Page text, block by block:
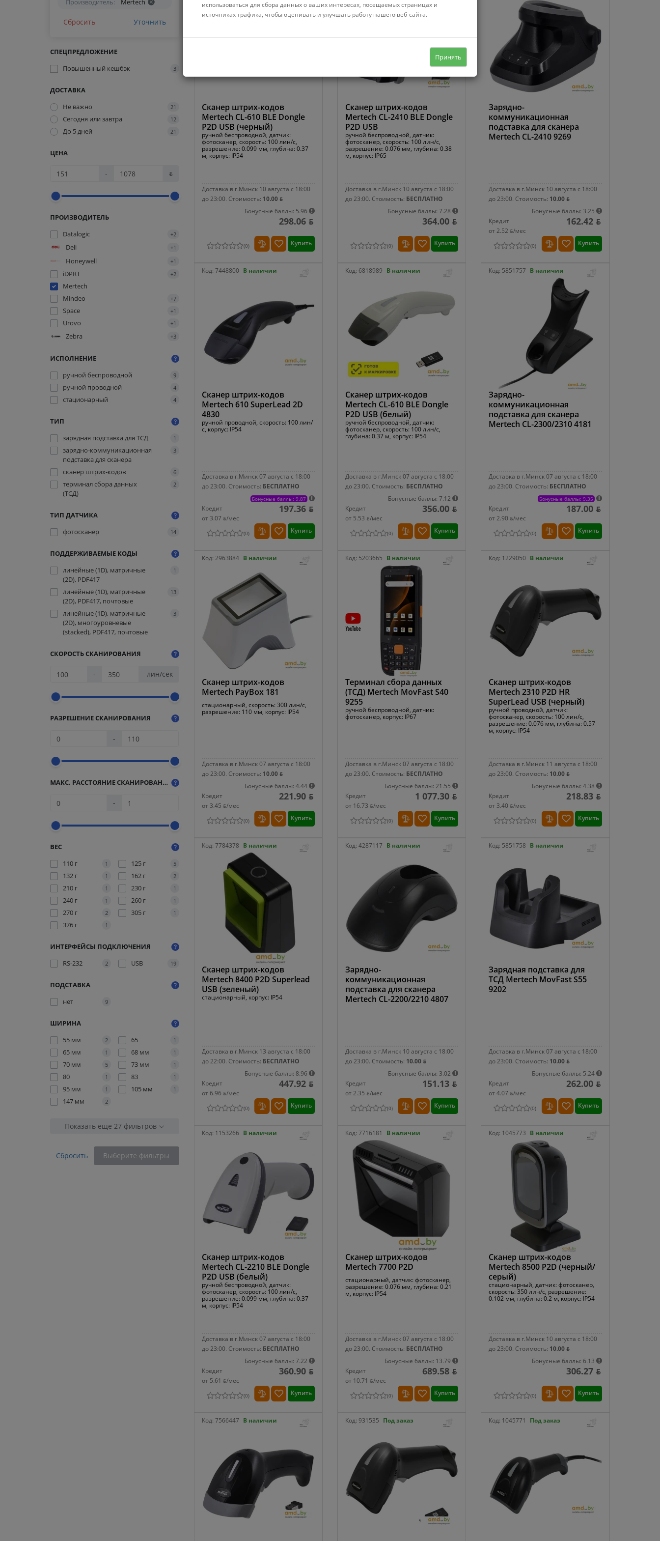
Производитель: Mertech
Сбросить Уточнить
СПЕЦПРЕДЛОЖЕНИЕ
Повышенный кешбэк
3
ДОСТАВКА
Не важно
21
Сегодня или завтра 12
До 5 дней 21
ЦЕНА
- ƃ
ПРОИЗВОДИТЕЛЬ
Datalogic
+2
Deli +1
Honeywell +1
iDPRT +2
Mertech
Mindeo
+7
Space +1
Urovo +1
Zebra +3
ИСПОЛНЕНИЕ
ручной беспроводной
9
ручной проводной 4
стационарный 4
ТИП
зарядная подставка для ТСД
1
зарядно-коммуникационная
подставка для сканера
3
сканер штрих-кодов 6
терминал сбора данных
(ТСД)
2
ТИП ДАТЧИКА
фотосканер
14
ПОДДЕРЖИВАЕМЫЕ КОДЫ
линейные (1D), матричные
(2D), PDF417
1
линейные (1D), матричные
(2D), PDF417, почтовые
13
линейные (1D), матричные
(2D), многоуровневые
(stacked), PDF417, почтовые
3
СКОРОСТЬ СКАНИРОВАНИЯ
- лин/сек
РАЗРЕШЕНИЕ СКАНИРОВАНИЯ
-
МАКС. РАССТОЯНИЕ СКАНИРОВАНИЯ (ГЛУБИНА ПОЛЯ)
-
ВЕС
110 г
1 125 г 5
132 г 1 162 г 2
210 г 1 230 г 1
240 г 1 260 г 1
270 г 2 305 г 1
376 г 1
ИНТЕРФЕЙСЫ ПОДКЛЮЧЕНИЯ
RS-232
2 USB 19
ПОДСТАВКА
нет
9
ШИРИНА
55 мм
2 65 1
65 мм 1 68 мм 1
70 мм 5 73 мм 1
80 1 83 1
95 мм 1 105 мм 1
147 мм 2
Показать еще 27 фильтров
Сбросить Выберите фильтры
Сканер штрих-кодов
Mertech CL-610 BLE Dongle
P2D USB (черный)
ручной беспроводной, датчик:
фотосканер, скорость: 100 лин/с,
разрешение: 0.099 мм, глубина: 0.37
м, корпус: IP54
Доставка в г.Минск 10 августа с 18:00
до 23:00. Стоимость: 10.00 ƃ
Бонусные баллы: 5.96
298.06 ƃ
(0) Купить
Сканер штрих-кодов
Mertech CL-2410 BLE Dongle
P2D USB
ручной беспроводной, датчик:
фотосканер, скорость: 100 лин/с,
разрешение: 0.076 мм, глубина: 0.38
м, корпус: IP65
Доставка в г.Минск 10 августа с 18:00
до 23:00. Стоимость: БЕСПЛАТНО
Бонусные баллы: 7.28
364.00 ƃ
(0) Купить
Зарядно-
коммуникационная
подставка для сканера
Mertech CL-2410 9269
Доставка в г.Минск 10 августа с 18:00
до 23:00. Стоимость: 10.00 ƃ
Бонусные баллы: 3.25
Кредит
от 2.52 ƃ/мec
162.42 ƃ
(0) Купить
Код: 7448800 В наличии
Сканер штрих-кодов
Mertech 610 SuperLead 2D
4830
ручной проводной, скорость: 100 лин/
с, корпус: IP54
Доставка в г.Минск 07 августа с 18:00
до 23:00. Стоимость: БЕСПЛАТНО
Бонусные баллы: 9.87
Кредит
от 3.07 ƃ/мec
197.36 ƃ
(0) Купить
Код: 6818989 В наличии
Сканер штрих-кодов
Mertech CL-610 BLE Dongle
P2D USB (белый)
ручной беспроводной, датчик:
фотосканер, скорость: 100 лин/с,
глубина: 0.37 м, корпус: IP54
Доставка в г.Минск 07 августа с 18:00
до 23:00. Стоимость: БЕСПЛАТНО
Бонусные баллы: 7.12
Кредит
от 5.53 ƃ/мec
356.00 ƃ
(0) Купить
Код: 5851757 В наличии
Зарядно-
коммуникационная
подставка для сканера
Mertech CL-2300/2310 4181
Доставка в г.Минск 07 августа с 18:00
до 23:00. Стоимость: БЕСПЛАТНО
Бонусные баллы: 9.35
Кредит
от 2.90 ƃ/мec
187.00 ƃ
(0) Купить
Код: 2963884 В наличии
Сканер штрих-кодов
Mertech PayBox 181
стационарный, скорость: 300 лин/с,
разрешение: 110 мм, корпус: IP54
Доставка в г.Минск 07 августа с 18:00
до 23:00. Стоимость: 10.00 ƃ
Бонусные баллы: 4.44
Кредит
от 3.45 ƃ/мec
221.90 ƃ
(0) Купить
Код: 5203665 В наличии
Терминал сбора данных
(ТСД) Mertech MovFast S40
9255
ручной беспроводной, датчик:
фотосканер, корпус: IP67
Доставка в г.Минск 07 августа с 18:00
до 23:00. Стоимость: БЕСПЛАТНО
Бонусные баллы: 21.55
Кредит
от 16.73 ƃ/мec
1 077.30 ƃ
(0) Купить
Код: 1229050 В наличии
Сканер штрих-кодов
Mertech 2310 P2D HR
SuperLead USB (черный)
ручной проводной, датчик:
фотосканер, скорость: 100 лин/с,
разрешение: 0.076 мм, глубина: 0.57
м, корпус: IP54
Доставка в г.Минск 11 августа с 18:00
до 23:00. Стоимость: 10.00 ƃ
Бонусные баллы: 4.38
Кредит
от 3.40 ƃ/мec
218.83 ƃ
(0) Купить
Код: 7784378 В наличии
Сканер штрих-кодов
Mertech 8400 P2D Superlead
USB (зеленый)
стационарный, корпус: IP54
Доставка в г.Минск 13 августа с 18:00
до 22:00. Стоимость: БЕСПЛАТНО
Бонусные баллы: 8.96
Кредит
от 6.96 ƃ/мec
447.92 ƃ
(0) Купить
Код: 4287117 В наличии
Зарядно-
коммуникационная
подставка для сканера
Mertech CL-2200/2210 4807
Доставка в г.Минск 10 августа с 18:00
до 23:00. Стоимость: 10.00 ƃ
Бонусные баллы: 3.02
Кредит
от 2.35 ƃ/мec
151.13 ƃ
(0) Купить
Код: 5851758 В наличии
Зарядная подставка для
ТСД Mertech MovFast S55
9202
Доставка в г.Минск 07 августа с 18:00
до 23:00. Стоимость: 10.00 ƃ
Бонусные баллы: 5.24
Кредит
от 4.07 ƃ/мec
262.00 ƃ
(0) Купить
Код: 1153266 В наличии
Сканер штрих-кодов
Mertech CL-2210 BLE Dongle
P2D USB (белый)
ручной беспроводной, датчик:
фотосканер, скорость: 100 лин/с,
разрешение: 0.099 мм, глубина: 0.37
м, корпус: IP54
Доставка в г.Минск 07 августа с 18:00
до 23:00. Стоимость: БЕСПЛАТНО
Бонусные баллы: 7.22
Кредит
от 5.61 ƃ/мec
360.90 ƃ
(0) Купить
Код: 7716181 В наличии
Сканер штрих-кодов
Mertech 7700 P2D
стационарный, датчик: фотосканер,
разрешение: 0.076 мм, глубина: 0.21
м, корпус: IP54
Доставка в г.Минск 07 августа с 18:00
до 23:00. Стоимость: БЕСПЛАТНО
Бонусные баллы: 13.79
Кредит
от 10.71 ƃ/мec
689.58 ƃ
(0) Купить
Код: 1045773 В наличии
Сканер штрих-кодов
Mertech 8500 P2D (черный/
серый)
стационарный, датчик: фотосканер,
скорость: 350 лин/с, разрешение:
0.102 мм, глубина: 0.2 м, корпус: IP54
Доставка в г.Минск 10 августа с 18:00
до 23:00. Стоимость: 10.00 ƃ
Бонусные баллы: 6.13
306.27 ƃ
(0) Купить
Код: 7566447 В наличии Код: 931535 Под заказ Код: 1045771 Под заказ
использоваться для сбора данных о ваших интересах, посещаемых страницах и
источниках трафика, чтобы оценивать и улучшать работу нашего веб-сайта.
Принять